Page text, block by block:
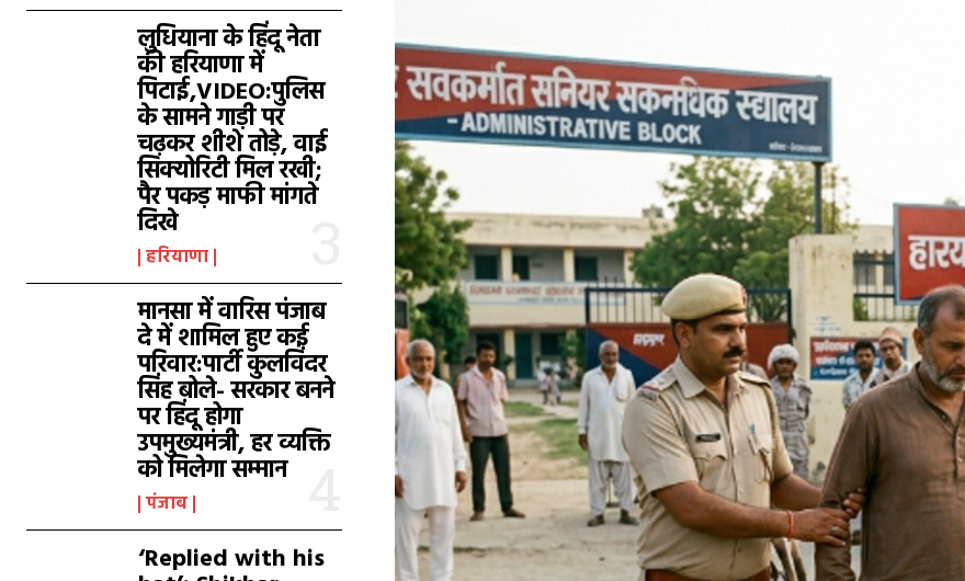
लुधियाना के हिंदू नेता
की हरियाणा में
पिटाई,VIDEO:पुलिस
के सामने गाड़ी पर
चढ़कर शीशे तोड़े, वाई
सिक्योरिटी मिल रखी;
पैर पकड़ माफी मांगते
दिखे
हरियाणा
मानसा में वारिस पंजाब
दे में शामिल हुए कई
परिवार:पार्टी कुलविंदर
सिंह बोले- सरकार बनने
पर हिंदू होगा
उपमुख्यमंत्री, हर व्यक्ति
को मिलेगा सम्मान
पंजाब
‘Replied with his